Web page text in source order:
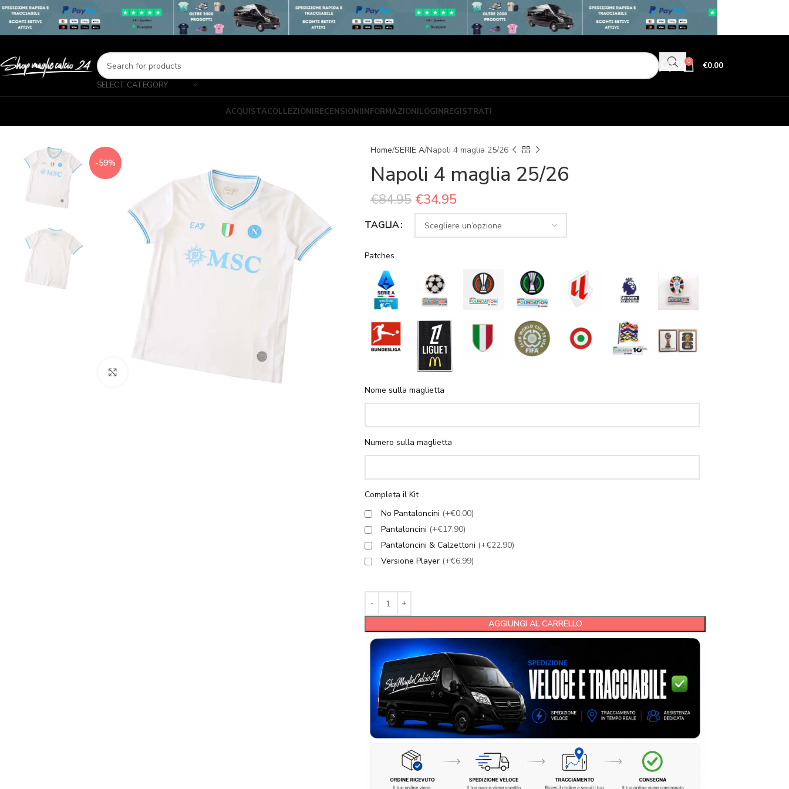
SELECT CATEGORY
0 €0.00
ACQUISTACOLLEZIONIRECENSIONIINFORMAZIONILOGINREGISTRATI
-59%
Home SERIE A Napoli 4 maglia 25/26
Napoli 4 maglia 25/26
€84.95 €34.95
TAGLIA
Patches
Nome sulla maglietta
Numero sulla maglietta
Completa il Kit
No Pantaloncini (+€0.00)
Pantaloncini (+€17.90)
Pantaloncini & Calzettoni (+€22.90)
Versione Player (+€6.99)
AGGIUNGI AL CARRELLO